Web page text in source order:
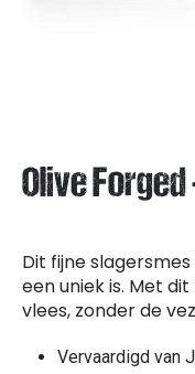
Olive
Dit fijne
een uniek is. Met
vlees, zonder de
Vervaardigd van